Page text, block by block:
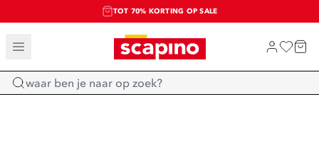
TOT 70% KORTING OP SALE
SALE: LAATSTE KANS!
SHOP NIEUW
Home